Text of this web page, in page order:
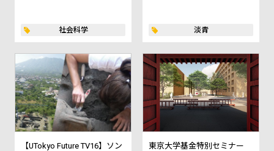
社会科学 淡青
【UTokyo Future TV16】ソン
東京大学基金特別セミナー